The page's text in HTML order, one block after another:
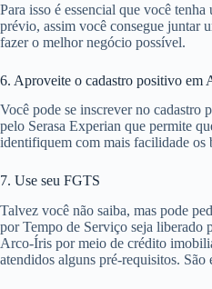
Para isso é essencial que você
prévio, assim você consegue juntar
fazer o melhor negócio possível.
6. Aproveite o cadastro positivo em
Você pode se inscrever no cadastro
pelo Serasa Experian que permite
identifiquem com mais facilidade os
7. Use seu FGTS
Talvez você não saiba, mas pode
por Tempo de Serviço seja liberado
Arco-Íris por meio de crédito
atendidos alguns pré-requisitos. São